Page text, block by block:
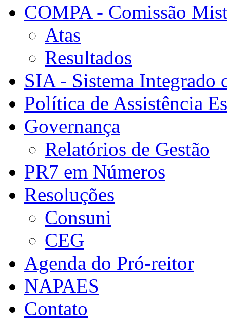
COMPA - Comissão
Atas
Resultados
SIA - Sistema Integrado
Política de Assistência
Governança
Relatórios de Gestão
PR7 em Números
Resoluções
Consuni
CEG
Agenda do Pró-reitor
NAPAES
Contato